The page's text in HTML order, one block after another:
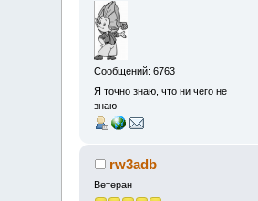
Сообщений: 6763
Я точно знаю, что ни чего не
знаю
rw3adb
Ветеран